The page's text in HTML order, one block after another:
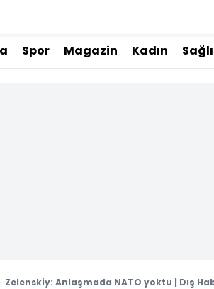
Spor Magazin Kadın
Zelenskiy: Anlaşmada NATO yoktu | Dış